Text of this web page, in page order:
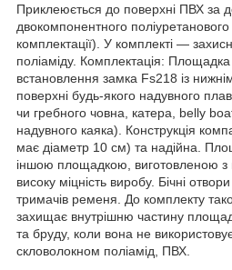
Приклеюється до поверхні ПВХ за
двокомпонентного
комплектації). У комплекті —
поліаміду. Комплектація:
встановлення замка Fs218 із
поверхні будь-якого надувного
чи гребного човна, катера, belly
надувного каяка). Конструкція
має діаметр 10 см) та надійна.
іншою площадкою, виготовленою з
високу міцність виробу. Бічні
тримачів ременя. До комплекту
захищає внутрішню частину
та бруду, коли вона не
скловолокном поліамід, ПВХ.